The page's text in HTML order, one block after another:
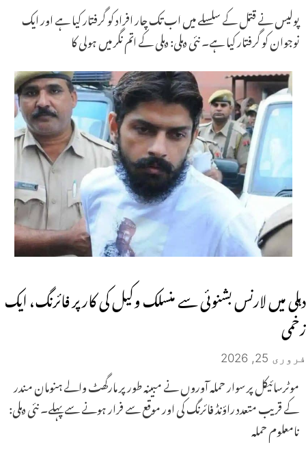
پولیس نے قتل کے سلسلے میں اب تک چار افراد کو گرفتار کیا ہے اور ایک
نوجوان کو گرفتار کیا ہے۔ نئی دہلی: دہلی کے اتم نگر میں ہولی کا
دہلی میں لارنس بشنوئی سے منسلک وکیل کی کار پر فائرنگ، ایک
زخمی
فروری 25, 2026
موٹرسائیکل پر سوار حملہ آوروں نے مبینہ طور پر مارگھٹ والے ہنومان مندر
کے قریب متعدد راؤنڈ فائرنگ کی اور موقع سے فرار ہونے سے پہلے۔ نئی دہلی:
نامعلوم حملہ